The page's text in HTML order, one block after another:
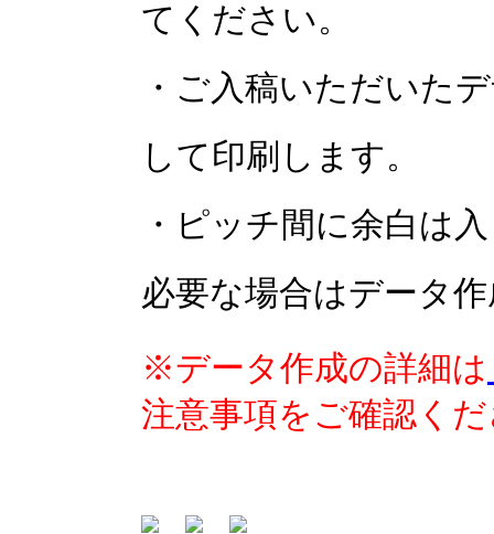
てください。
・ご入稿いただいた
して印刷します。
・ピッチ間に余白は
必要な場合はデータ
※データ作成の詳細は
注意事項をご確認く